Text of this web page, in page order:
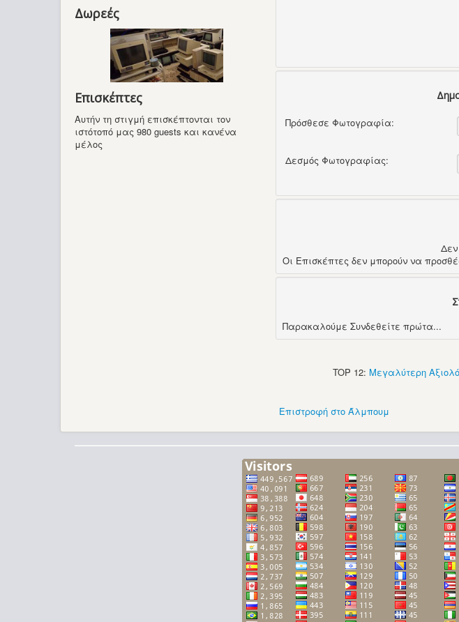
Δωρεές
Επισκέπτες
Αυτήν τη στιγμή επισκέπτονται τον
ιστότοπό μας 980 guests και κανένα
μέλος
Πρόσθεσε Φωτογραφία:
Δεσμός Φωτογραφίας:
Οι Επισκέπτες δεν μπορούν να
Παρακαλούμε Συνδεθείτε πρώτα...
TOP 12: Μεγαλύτερη
Επιστροφή στο Άλμπουμ